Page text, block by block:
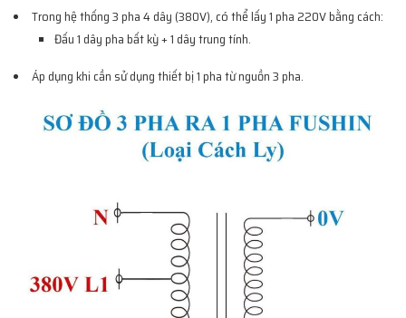
Trong hệ thống 3 pha 4 dây (380V), có thể lấy 1 pha 220V bằng cách:
Đấu 1 dây pha bất kỳ + 1 dây trung tính.
Áp dụng khi cần sử dụng thiết bị 1 pha từ nguồn 3 pha.